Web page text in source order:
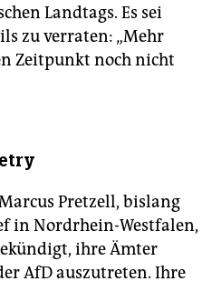
Landtags. Es sei
zu verraten: „Mehr
Zeitpunkt noch nicht
Pretzell, bislang
in Nordrhein-Westfalen,
ihre Ämter
AfD auszutreten. Ihre